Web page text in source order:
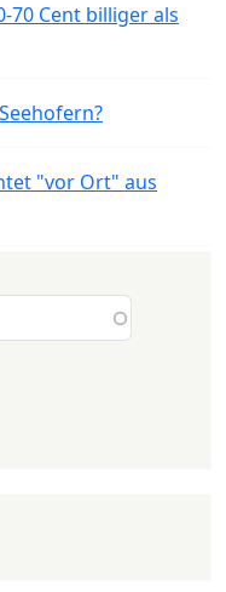
70 Cent billiger als
"vor Ort" aus